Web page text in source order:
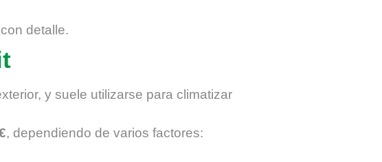
con detalle.
y suele utilizarse para climatizar
, dependiendo de varios factores: